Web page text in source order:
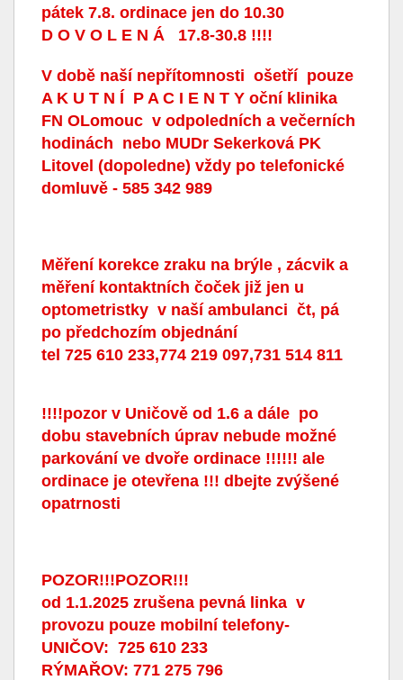
pátek 7.8. ordinace jen do 10.30
D O V O L E N Á 17.8-30.8 !!!!
V době naší nepřítomnosti ošetří pouze
A K U T N Í P A C I E N T Y oční klinika
FN OLomouc v odpoledních a večerních
hodinách nebo MUDr Sekerková PK
Litovel (dopoledne) vždy po telefonické
domluvě - 585 342 989
Měření korekce zraku na brýle , zácvik a
měření kontaktních čoček již jen u
optometristky v naší ambulanci čt, pá
po předchozím objednání
tel 725 610 233,774 219 097,731 514 811
!!!!pozor v Uničově od 1.6 a dále po
dobu stavebních úprav nebude možné
parkování ve dvoře ordinace !!!!!! ale
ordinace je otevřena !!! dbejte zvýšené
opatrnosti
POZOR!!!POZOR!!!
od 1.1.2025 zrušena pevná linka v
provozu pouze mobilní telefony-
UNIČOV: 725 610 233
RÝMAŘOV: 771 275 796